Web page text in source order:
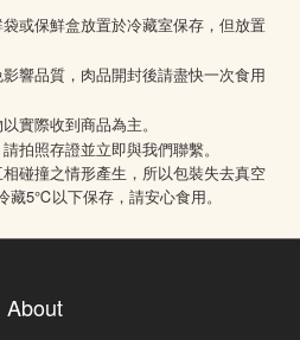
或保鮮盒放置於冷藏室保存，但放置
響品質，肉品開封後請盡快一次食用
實際收到商品為主。
拍照存證並立即與我們聯繫。
碰撞之情形產生，所以包裝失去真空
藏5℃ 以下保存，請安心食用。
About